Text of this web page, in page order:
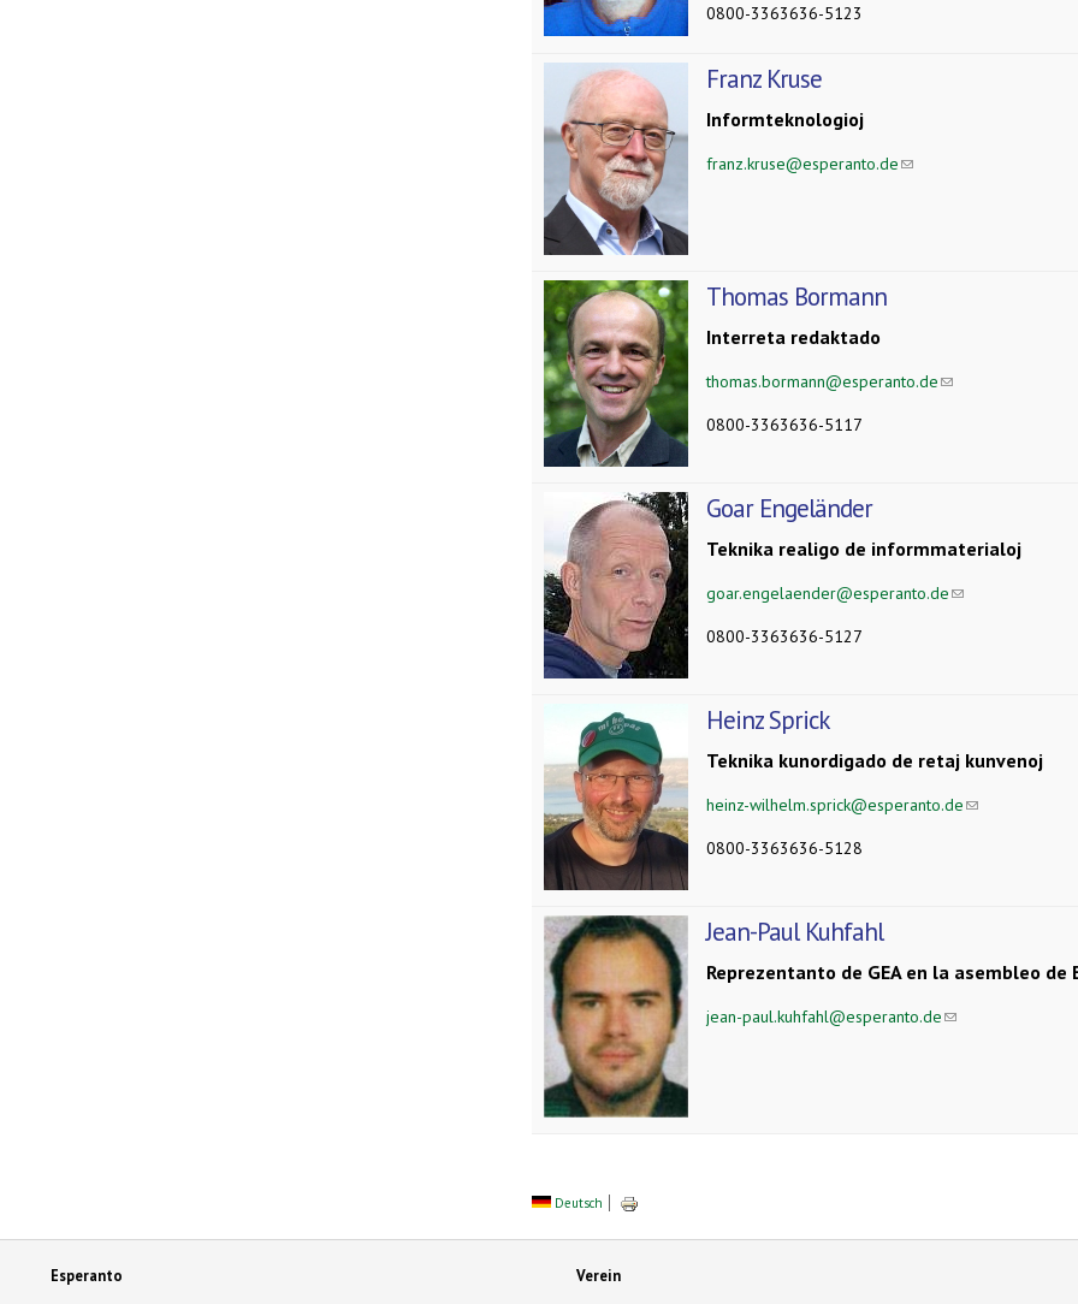
0800-3363636-5123
Franz Kruse
Informteknologioj
franz.kruse@esperanto.de(link sends e-mail)
Thomas Bormann
Interreta redaktado
thomas.bormann@esperanto.de(link sends e-mail)
0800-3363636-5117
Goar Engeländer
Teknika realigo de informmaterialoj
goar.engelaender@esperanto.de(link sends e-
0800-3363636-5127
Heinz Sprick
Teknika kunordigado de retaj kunvenoj
heinz-wilhelm.sprick@esperanto.de(link sends e-
0800-3363636-5128
Jean-Paul Kuhfahl
Reprezentanto de GEA en la asembleo de
jean-paul.kuhfahl@esperanto.de(link sends e-mail)
Deutsch
Esperanto Verein